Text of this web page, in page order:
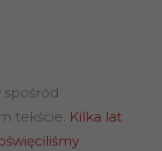
spośród
tekście. Kilka lat